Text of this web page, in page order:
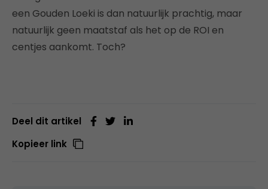
een Gouden Loeki is dan natuurlijk prachtig, maar
natuurlijk geen maatstaf als het op de ROI en
centjes aankomt. Toch?
Deel dit artikel
Kopieer link